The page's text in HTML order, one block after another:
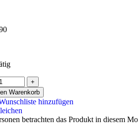
Warenkorb
hinzufügen
betrachten das Produkt in diesem